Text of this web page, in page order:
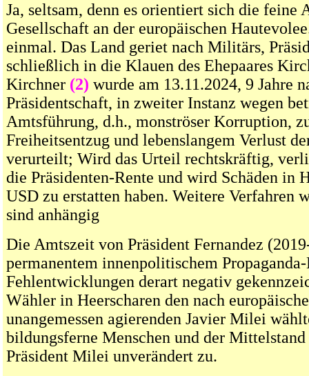
Ja, seltsam, denn es orientiert sich die feine
Gesellschaft an der europäischen
einmal. Das Land geriet nach Militärs,
schließlich in die Klauen des Ehepaares
Kirchner (2) wurde am 13.11.2024, 9 Jahre
Präsidentschaft, in zweiter Instanz wegen
Amtsführung, d.h., monströser Korruption,
Freiheitsentzug und lebenslangem Verlust
verurteilt; Wird das Urteil rechtskräftig,
die Präsidenten-Rente und wird Schäden in
USD zu erstatten haben. Weitere Verfahren
sind anhängig
Die Amtszeit von Präsident Fernandez
permanentem innenpolitischem
Fehlentwicklungen derart negativ
Wähler in Heerscharen den nach
unangemessen agierenden Javier Milei
bildungsferne Menschen und der
Präsident Milei unverändert zu.